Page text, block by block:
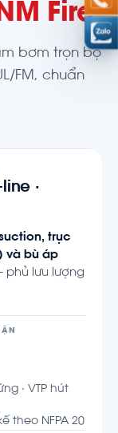
Fire
bơm trọn bộ
FM, chuẩn
·
trục
và bù áp
phủ lưu lượng
· VTP hút
theo NFPA 20